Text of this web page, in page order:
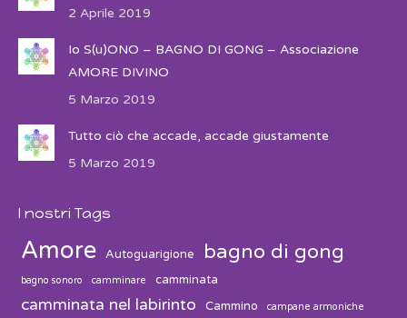
2 Aprile 2019
Io S(u)ONO – BAGNO DI GONG – Associazione
AMORE DIVINO
5 Marzo 2019
Tutto ciò che accade, accade giustamente
5 Marzo 2019
I nostri Tags
Amore Autoguarigione bagno di gong
bagno sonoro camminare camminata
camminata nel labirinto Cammino campane armoniche